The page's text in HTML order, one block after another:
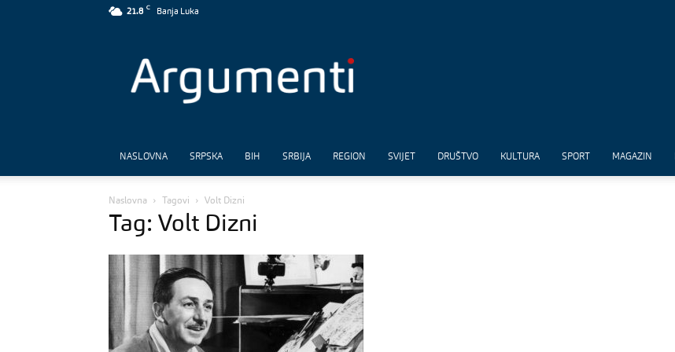
21.8
C
Banja Luka
NASLOVNA SRPSKA BIH SRBIJA REGION SVIJET DRUŠTVO KULTURA SPORT MAGAZIN
Naslovna Tagovi Volt Dizni
Tag: Volt Dizni